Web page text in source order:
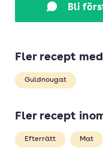
Bli
Fler recept med
Guldnougat
Fler recept
Efterrätt Mat